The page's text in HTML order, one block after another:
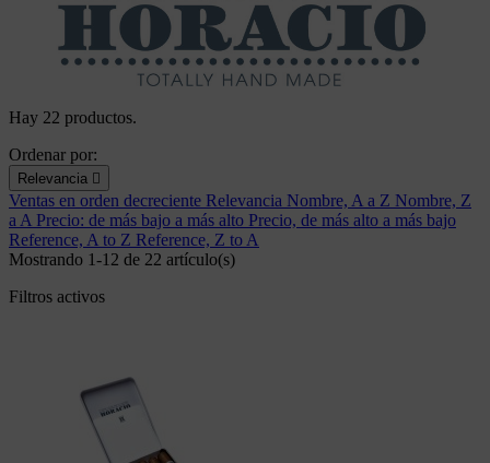
Hay 22 productos.
Ordenar por:
Relevancia 
Ventas en orden decreciente Relevancia Nombre, A a Z Nombre, Z
a A Precio: de más bajo a más alto Precio, de más alto a más bajo
Reference, A to Z Reference, Z to A
Mostrando 1-12 de 22 artículo(s)
Filtros activos